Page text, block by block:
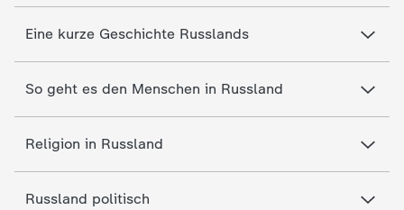
e
Eine kurze Geschichte Russlands
So geht es den Menschen in Russland
Religion in Russland
Russland politisch